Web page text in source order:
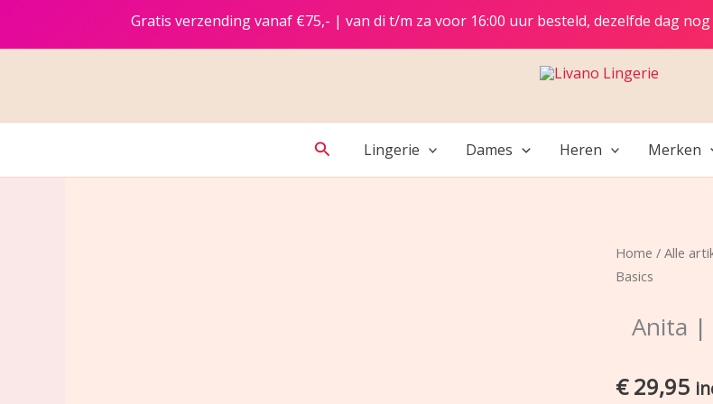
Gratis verzending vanaf €75,- | van di t/m za voor 16:00 uur besteld, dezelfde dag
ZoekenLingerie Dames Heren Merken
Home / Alle
Basics
Anita |
€29,95